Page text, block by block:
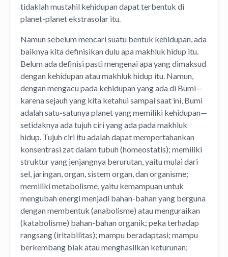
tidaklah mustahil kehidupan dapat terbentuk di
planet-planet ekstrasolar itu.
Namun sebelum mencari suatu bentuk kehidupan, ada
baiknya kita definisikan dulu apa makhluk hidup itu.
Belum ada definisi pasti mengenai apa yang dimaksud
dengan kehidupan atau makhluk hidup itu. Namun,
dengan mengacu pada kehidupan yang ada di Bumi—
karena sejauh yang kita ketahui sampai saat ini, Bumi
adalah satu-satunya planet yang memiliki kehidupan—
setidaknya ada tujuh ciri yang ada pada makhluk
hidup. Tujuh ciri itu adalah dapat mempertahankan
konsentrasi zat dalam tubuh (homeostatis); memiliki
struktur yang jenjangnya berurutan, yaitu mulai dari
sel, jaringan, organ, sistem organ, dan organisme;
memiliki metabolisme, yaitu kemampuan untuk
mengubah energi menjadi bahan-bahan yang berguna
dengan membentuk (anabolisme) atau menguraikan
(katabolisme) bahan-bahan organik; peka terhadap
rangsang (iritabilitas); mampu beradaptasi; mampu
berkembang biak atau menghasilkan keturunan;